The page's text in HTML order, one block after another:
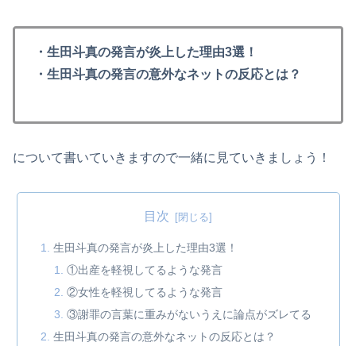
・生田斗真の発言が炎上した理由3選！
・生田斗真の発言の意外なネットの反応とは？
について書いていきますので一緒に見ていきましょう！
目次
生田斗真の発言が炎上した理由3選！
①出産を軽視してるような発言
②女性を軽視してるような発言
③謝罪の言葉に重みがないうえに論点がズレてる
生田斗真の発言の意外なネットの反応とは？